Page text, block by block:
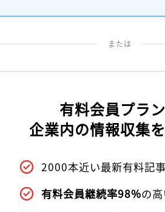
または
有料会員プラ
企業内の情報収集
2000本近い最新有料記
有料会員継続率98%の
記事